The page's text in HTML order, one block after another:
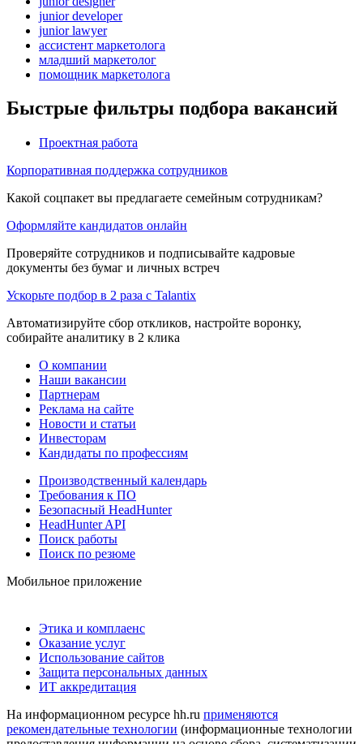
junior developer
junior lawyer
ассистент маркетолога
младший маркетолог
помощник маркетолога
Быстрые фильтры подбора вакансий
Проектная работа
Корпоративная поддержка сотрудников
Какой соцпакет вы предлагаете семейным сотрудникам?
Оформляйте кандидатов онлайн
Проверяйте сотрудников и подписывайте кадровые
документы без бумаг и личных встреч
Ускорьте подбор в 2 раза с Talantix
Автоматизируйте сбор откликов, настройте воронку,
собирайте аналитику в 2 клика
О компании
Наши вакансии
Партнерам
Реклама на сайте
Новости и статьи
Инвесторам
Кандидаты по профессиям
Производственный календарь
Требования к ПО
Безопасный HeadHunter
HeadHunter API
Поиск работы
Поиск по резюме
Мобильное приложение
Этика и комплаенс
Оказание услуг
Использование сайтов
Защита персональных данных
ИТ аккредитация
На информационном ресурсе hh.ru применяются
рекомендательные технологии (информационные технологии